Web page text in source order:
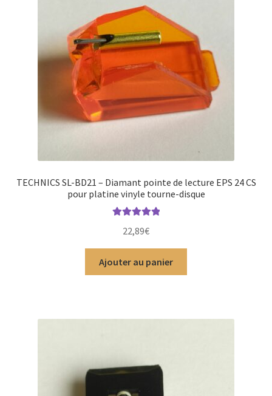
TECHNICS SL-BD21 – Diamant pointe de lecture EPS 24 CS
pour platine vinyle tourne-disque
5
22,89€
Ajouter au panier